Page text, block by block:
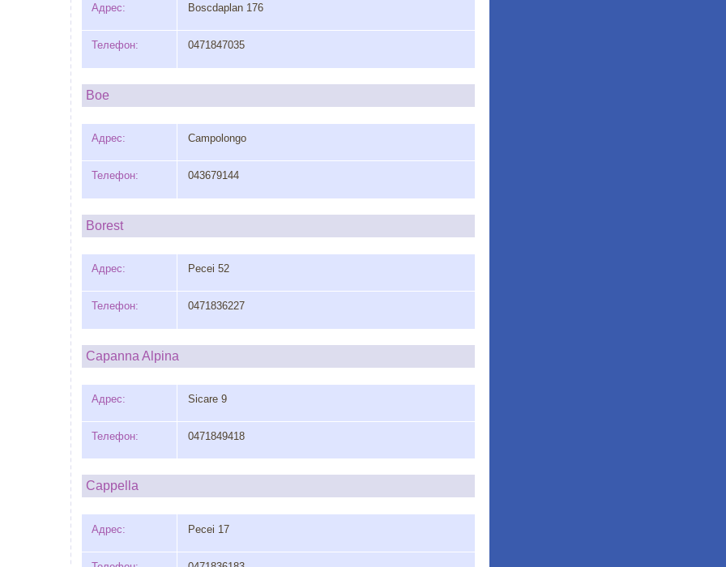
Адрес: Boscdaplan 176
Телефон: 0471847035
Boe
Адрес: Campolongo
Телефон: 043679144
Borest
Адрес: Pecei 52
Телефон: 0471836227
Capanna Alpina
Адрес: Sicare 9
Телефон: 0471849418
Cappella
Адрес: Pecei 17